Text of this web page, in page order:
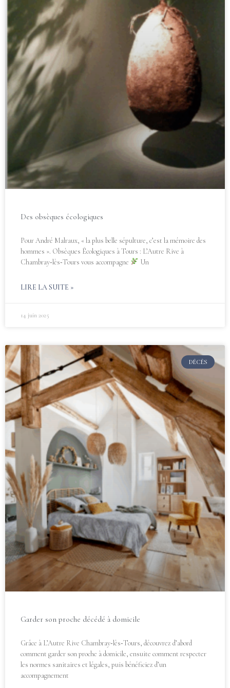
Des obsèques écologiques
Pour André Malraux, « la plus belle sépulture, c’est la mémoire des
hommes ». Obsèques Écologiques à Tours : L’Autre Rive à
Chambray‑lès‑Tours vous accompagne
Un
LIRE LA SUITE »
14 juin 2025
DÉCÈS
Garder son proche décédé à domicile
Grâce à L’Autre Rive Chambray‑lès‑Tours, découvrez d’abord
comment garder son proche à domicile, ensuite comment respecter
les normes sanitaires et légales, puis bénéficiez d’un
accompagnement